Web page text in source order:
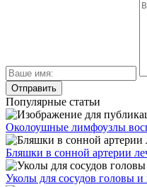
Популярные статьи
Околоушные лимфоузлы
Бляшки в сонной артерии
Уколы для сосудов головы